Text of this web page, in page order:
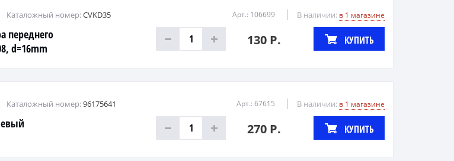
переднего
d=16mm
Каталожный номер:CVKD35 Арт.: 106699 В наличии: в 1 магазине
130 Р. КУПИТЬ
Каталожный номер:96175641 Арт.: 67615 В наличии: в 1 магазине
270 Р. КУПИТЬ